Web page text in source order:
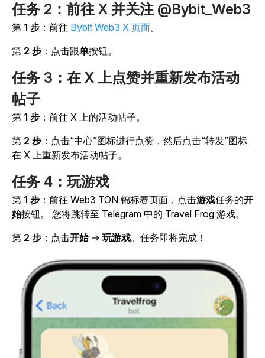
任务 2：前往 X 并关注 @Bybit_Web3
第 1 步 ：前往 Bybit Web3 X 页面。
第 2 步 ：点击跟单按钮。
任务 3：在 X 上点赞并重新发布活动
帖子
第 1 步 ：前往 X 上的活动帖子。
第 2 步 ：点击“中心”图标进行点赞，然后点击“转发”图标
在 X 上重新发布活动帖子。
任务 4：玩游戏
第 1 步 ：前往 Web3 TON 锦标赛页面，点击游戏任务的开
始按钮。 您将跳转至 Telegram 中的 Travel Frog 游戏。
第 2 步 ：点击开始 → 玩游戏。任务即将完成！